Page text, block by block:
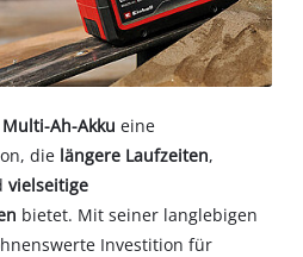
Ah-Akku eine
die längere Laufzeiten,
vielseitige
bietet. Mit seiner langlebigen
Investition für